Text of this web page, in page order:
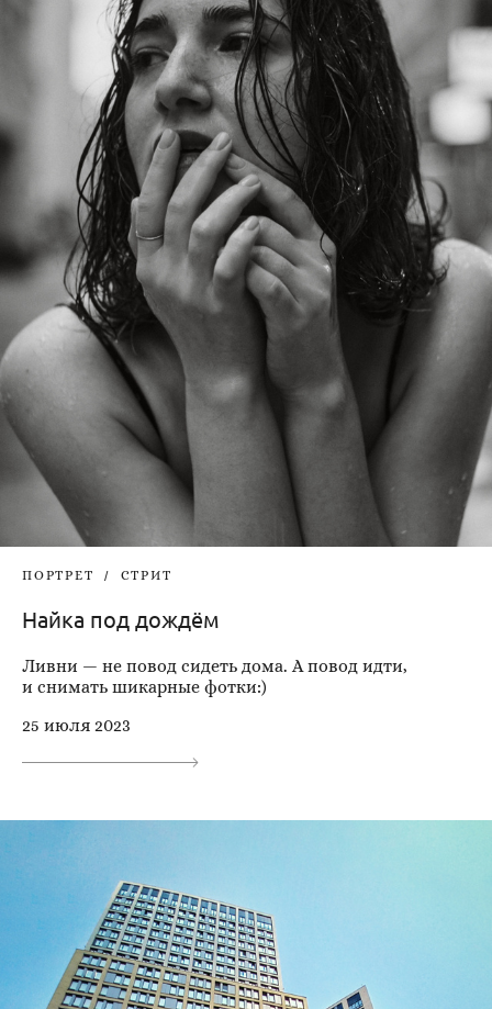
ПОРТРЕТ СТРИТ
Найка под дождём
Ливни — не повод сидеть дома. А повод идти,
и снимать шикарные фотки:)
25 июля 2023